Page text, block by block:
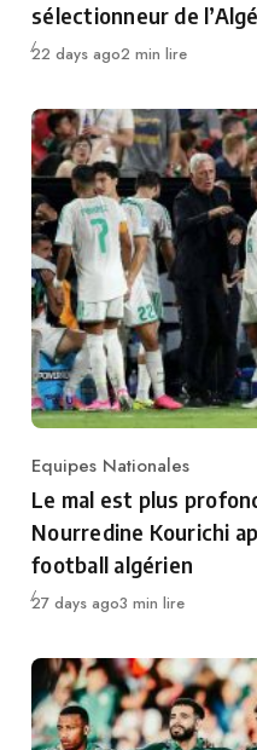
sélectionneur de
Publié
22 days ago2 min lire
Category
Equipes Nationales
Le mal est plus
Nourredine Kourichi
football algérien
Publié
27 days ago3 min lire